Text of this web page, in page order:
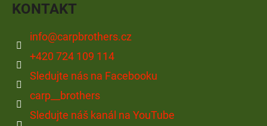
KONTAKT
info@carpbrothers.cz
+420 724 109 114
Sledujte nás na Facebooku
carp__brothers
Sledujte náš kanál na YouTube